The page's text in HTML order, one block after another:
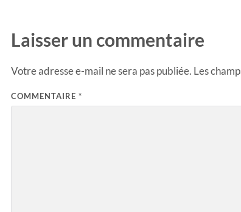
Laisser un commentaire
Votre adresse e-mail ne sera pas publiée. Les
COMMENTAIRE *